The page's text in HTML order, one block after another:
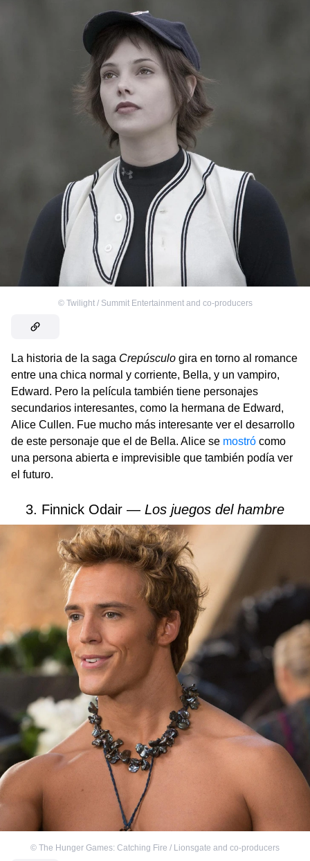
© Twilight / Summit Entertainment and co-producers
La historia de la saga Crepúsculo gira en torno al romance
entre una chica normal y corriente, Bella, y un vampiro,
Edward. Pero la película también tiene personajes
secundarios interesantes, como la hermana de Edward,
Alice Cullen. Fue mucho más interesante ver el desarrollo
de este personaje que el de Bella. Alice se mostró como
una persona abierta e imprevisible que también podía ver
el futuro.
3. Finnick Odair — Los juegos del hambre
© The Hunger Games: Catching Fire / Lionsgate and co-producers